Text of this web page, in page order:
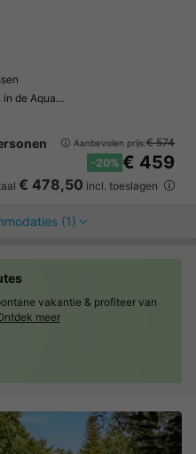
in de Aqua…
Aanbevolen prijs:€ 574
-20% € 459
€ 478,50 incl. toeslagen
(1)
vakantie & profiteer van
meer